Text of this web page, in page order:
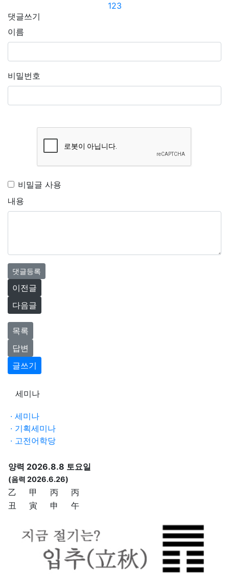
123
댓글쓰기
이름
비밀번호
비밀글 사용
내용
댓글등록
이전글
다음글
목록
답변
글쓰기
세미나
· 세미나
· 기획세미나
· 고전어학당
양력 2026.8.8 토요일
(음력 2026.6.26)
乙 甲 丙
丙
丑
寅 申 午